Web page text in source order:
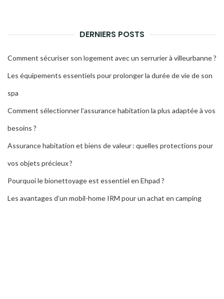
DERNIERS POSTS
Comment sécuriser son logement avec un serrurier à villeurbanne ?
Les équipements essentiels pour prolonger la durée de vie de son
spa
Comment sélectionner l’assurance habitation la plus adaptée à vos
besoins ?
Assurance habitation et biens de valeur : quelles protections pour
vos objets précieux ?
Pourquoi le bionettoyage est essentiel en Ehpad ?
Les avantages d’un mobil-home IRM pour un achat en camping